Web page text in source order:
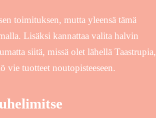
toimituksen, mutta yleensä tämä
Lisäksi kannattaa valita halvin
siitä, missä olet lähellä Taastrupia,
vie tuotteet noutopisteeseen.